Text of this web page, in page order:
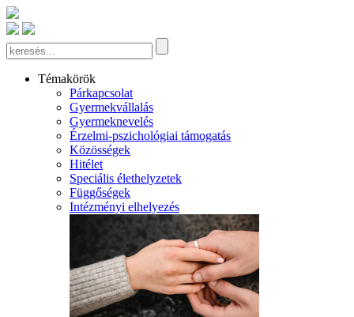
Témakörök
Párkapcsolat
Gyermekvállalás
Gyermeknevelés
Érzelmi-pszichológiai támogatás
Közösségek
Hitélet
Speciális élethelyzetek
Függőségek
Intézményi elhelyezés